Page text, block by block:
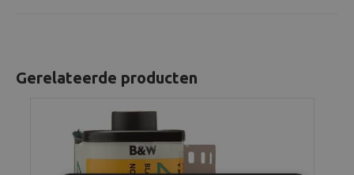
Gerelateerde producten